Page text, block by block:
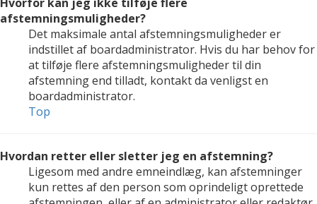
afstemningsmuligheder?
Det maksimale antal afstemningsmuligheder er
indstillet af boardadministrator. Hvis du har behov for
at tilføje flere afstemningsmuligheder til din
afstemning end tilladt, kontakt da venligst en
boardadministrator.
Top
Hvordan retter eller sletter jeg en afstemning?
Ligesom med andre emneindlæg, kan afstemninger
kun rettes af den person som oprindeligt oprettede